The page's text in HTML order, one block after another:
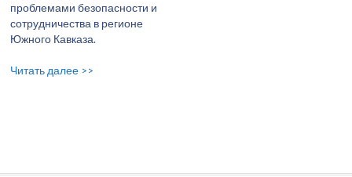
проблемами безопасности и
сотрудничества в регионе
Южного Кавказа.
Читать далее >>